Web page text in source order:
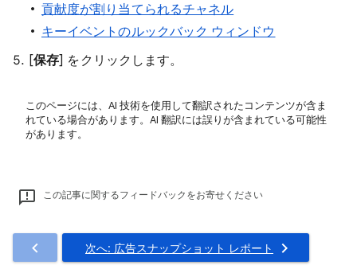
貢献度が割り当てられるチャネル
キーイベントのルックバック ウィンドウ
[保存] をクリックします。
このページには、AI 技術を使用して翻訳されたコンテンツが含ま
れている場合があります。AI 翻訳には誤りが含まれている可能性
があります。
この記事に関するフィードバックをお寄せください
次へ: 広告スナップショット レポート